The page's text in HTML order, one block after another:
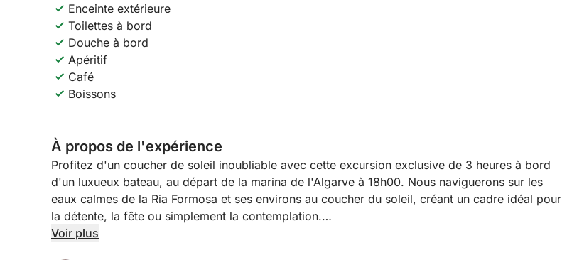
Enceinte extérieure
Toilettes à bord
Douche à bord
Apéritif
Café
Boissons
À propos de l'expérience
Profitez d'un coucher de soleil inoubliable avec cette excursion exclusive de 3 heures à bord
d'un luxueux bateau, au départ de la marina de l'Algarve à 18h00. Nous naviguerons sur les
eaux calmes de la Ria Formosa et ses environs au coucher du soleil, créant un cadre idéal pour
la détente, la fête ou simplement la contemplation.
Voir plus